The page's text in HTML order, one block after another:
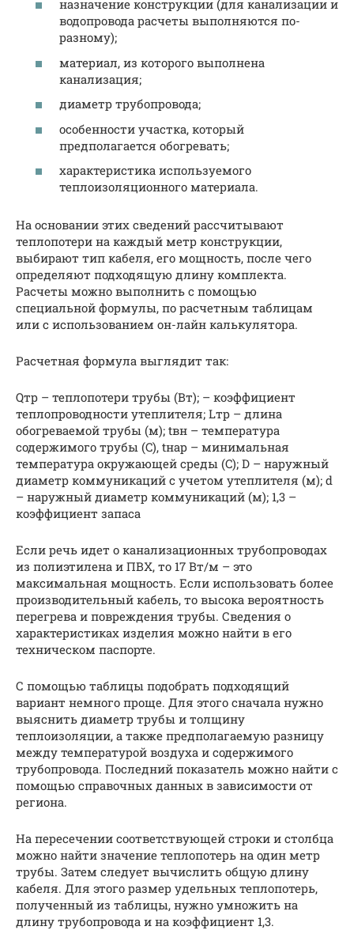
назначение конструкции (для канализации и
водопровода расчеты выполняются по-
разному);
материал, из которого выполнена
канализация;
диаметр трубопровода;
особенности участка, который
предполагается обогревать;
характеристика используемого
теплоизоляционного материала.
На основании этих сведений рассчитывают
теплопотери на каждый метр конструкции,
выбирают тип кабеля, его мощность, после чего
определяют подходящую длину комплекта.
Расчеты можно выполнить с помощью
специальной формулы, по расчетным таблицам
или с использованием он-лайн калькулятора.
Расчетная формула выглядит так:
Qтр – теплопотери трубы (Вт); – коэффициент
теплопроводности утеплителя; Lтр – длина
обогреваемой трубы (м); tвн – температура
содержимого трубы (C), tнар – минимальная
температура окружающей среды (C); D – наружный
диаметр коммуникаций с учетом утеплителя (м); d
– наружный диаметр коммуникаций (м); 1,3 –
коэффициент запаса
Если речь идет о канализационных трубопроводах
из полиэтилена и ПВХ, то 17 Вт/м – это
максимальная мощность. Если использовать более
производительный кабель, то высока вероятность
перегрева и повреждения трубы. Сведения о
характеристиках изделия можно найти в его
техническом паспорте.
С помощью таблицы подобрать подходящий
вариант немного проще. Для этого сначала нужно
выяснить диаметр трубы и толщину
теплоизоляции, а также предполагаемую разницу
между температурой воздуха и содержимого
трубопровода. Последний показатель можно найти с
помощью справочных данных в зависимости от
региона.
На пересечении соответствующей строки и столбца
можно найти значение теплопотерь на один метр
трубы. Затем следует вычислить общую длину
кабеля. Для этого размер удельных теплопотерь,
полученный из таблицы, нужно умножить на
длину трубопровода и на коэффициент 1,3.